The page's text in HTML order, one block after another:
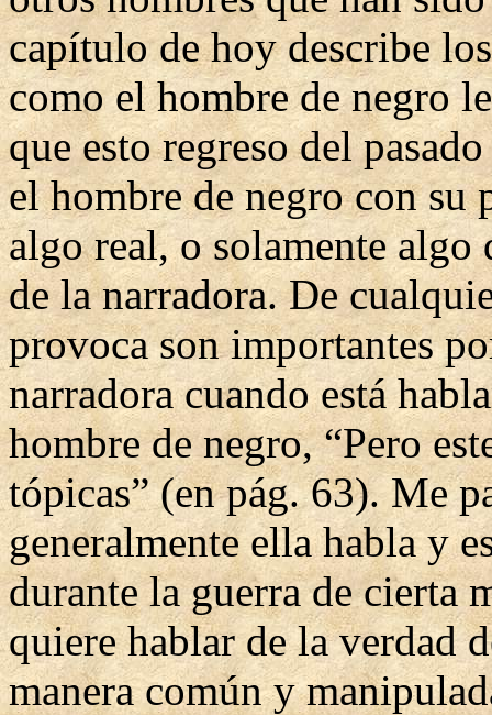
capítulo de hoy describe
como el hombre de negro
que esto regreso del
el hombre de negro con su
algo real, o solamente algo
de la narradora. De
provoca son importantes
narradora cuando está
hombre de negro, “Pero
tópicas” (en pág. 63). Me
generalmente ella habla y
durante la guerra de cierta
quiere hablar de la verdad
manera común y